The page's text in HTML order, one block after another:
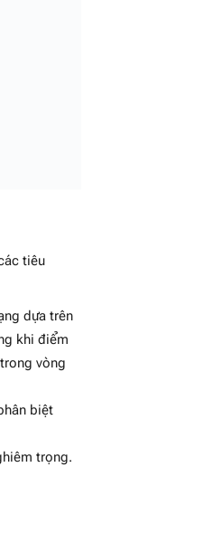
tiêu
dựa trên
khi điểm
vòng
biệt
trọng.